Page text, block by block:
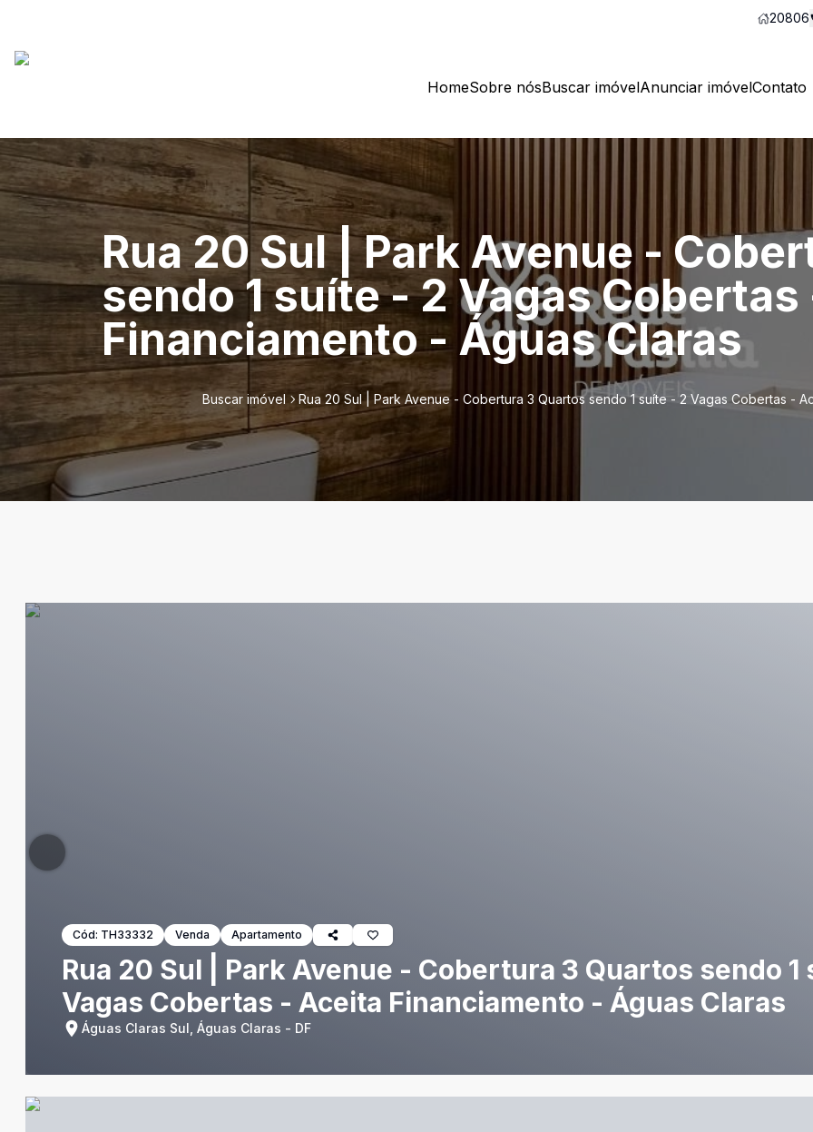
20806
HomeSobre nósBuscar imóvelAnunciar imóvelContato
Rua 20 Sul | Park Avenue -
sendo 1 suíte - 2 Vagas
Financiamento - Águas Claras
Buscar imóvel Rua 20 Sul | Park Avenue - Cobertura 3 Quartos sendo 1 suíte - 2 Vagas Cobertas -
Cód: TH33332 Venda Apartamento
Rua 20 Sul | Park Avenue - Cobertura 3 Quartos sendo 1
Vagas Cobertas - Aceita Financiamento - Águas Claras
Águas Claras Sul, Águas Claras - DF